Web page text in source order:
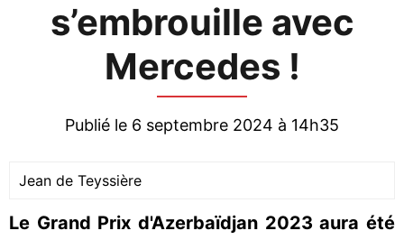
s’embrouille avec
Mercedes !
Publié le 6 septembre 2024 à 14h35
Jean de Teyssière
Le Grand Prix d'Azerbaïdjan 2023 aura été